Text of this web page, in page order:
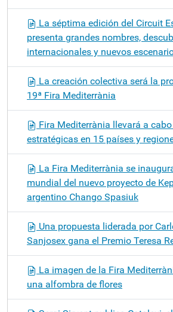
La séptima edición del Circuit
presenta grandes nombres,
internacionales y nuevos
La creación colectiva será la
19ª Fira Mediterrània
Fira Mediterrània llevará a
estratégicas en 15 países y
La Fira Mediterrània se
mundial del nuevo proyecto de
argentino Chango Spasiuk
Una propuesta liderada por
Sanjosex gana el Premio Teresa
La imagen de la Fira
una alfombra de flores